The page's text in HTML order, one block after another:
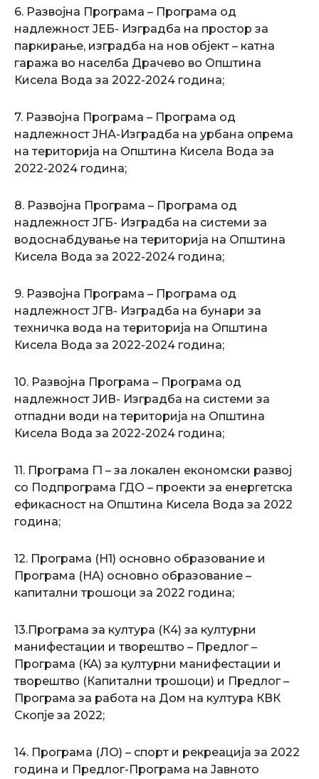
6. Развојна Програма – Програма од
надлежност ЈЕБ- Изградба на простор за
паркирање, изградба на нов објект – катна
гаража во населба Драчево во Општина
Кисела Вода за 2022-2024 година;
7. Развојна Програма – Програма од
надлежност ЈНА-Изградба на урбана опрема
на територија на Општина Кисела Вода за
2022-2024 година;
8. Развојна Програма – Програма од
надлежност ЈГБ- Изградба на системи за
водоснабдување на територија на Општина
Кисела Вода за 2022-2024 година;
9. Развојна Програма – Програма од
надлежност ЈГВ- Изградба на бунари за
техничка вода на територија на Општина
Кисела Вода за 2022-2024 година;
10. Развојна Програма – Програма од
надлежност ЈИВ- Изградба на системи за
отпадни води на територија на Општина
Кисела Вода за 2022-2024 година;
11. Програма Г1 – за локален економски развој
со Подпрограма ГДО – проекти за енергетска
ефикасност на Општина Кисела Вода за 2022
година;
12. Програма (Н1) основно образование и
Програма (НА) основно образование –
капитални трошоци за 2022 година;
13.Програма за култура (К4) за културни
манифестации и творештво – Предлог –
Програма (КА) за културни манифестации и
творештво (Капитални трошоци) и Предлог –
Програма за работа на Дом на култура КВК
Скопје за 2022;
14. Програма (ЛО) – спорт и рекреација за 2022
година и Предлог-Програма на Јавното